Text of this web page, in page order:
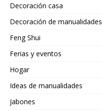
Decoración casa
Decoración de manualidades
Feng Shui
Ferias y eventos
Hogar
Ideas de manualidades
Jabones